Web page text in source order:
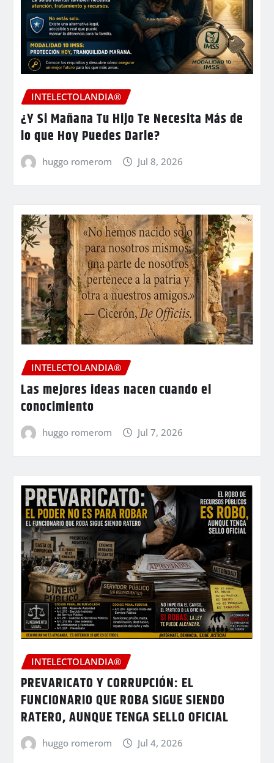
INTELECTOLANDIA®
¿Y Si Mañana Tu Hijo Te Necesita Más de
lo que Hoy Puedes Darle?
huggo romerom Jul 8, 2026
INTELECTOLANDIA®
Las mejores ideas nacen cuando el
conocimiento
huggo romerom Jul 7, 2026
INTELECTOLANDIA®
PREVARICATO Y CORRUPCIÓN: EL
FUNCIONARIO QUE ROBA SIGUE SIENDO
RATERO, AUNQUE TENGA SELLO OFICIAL
huggo romerom Jul 4, 2026